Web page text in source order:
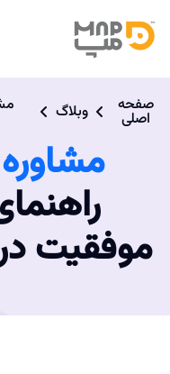
صفحه
اصلی وبلاگ
موفقیت